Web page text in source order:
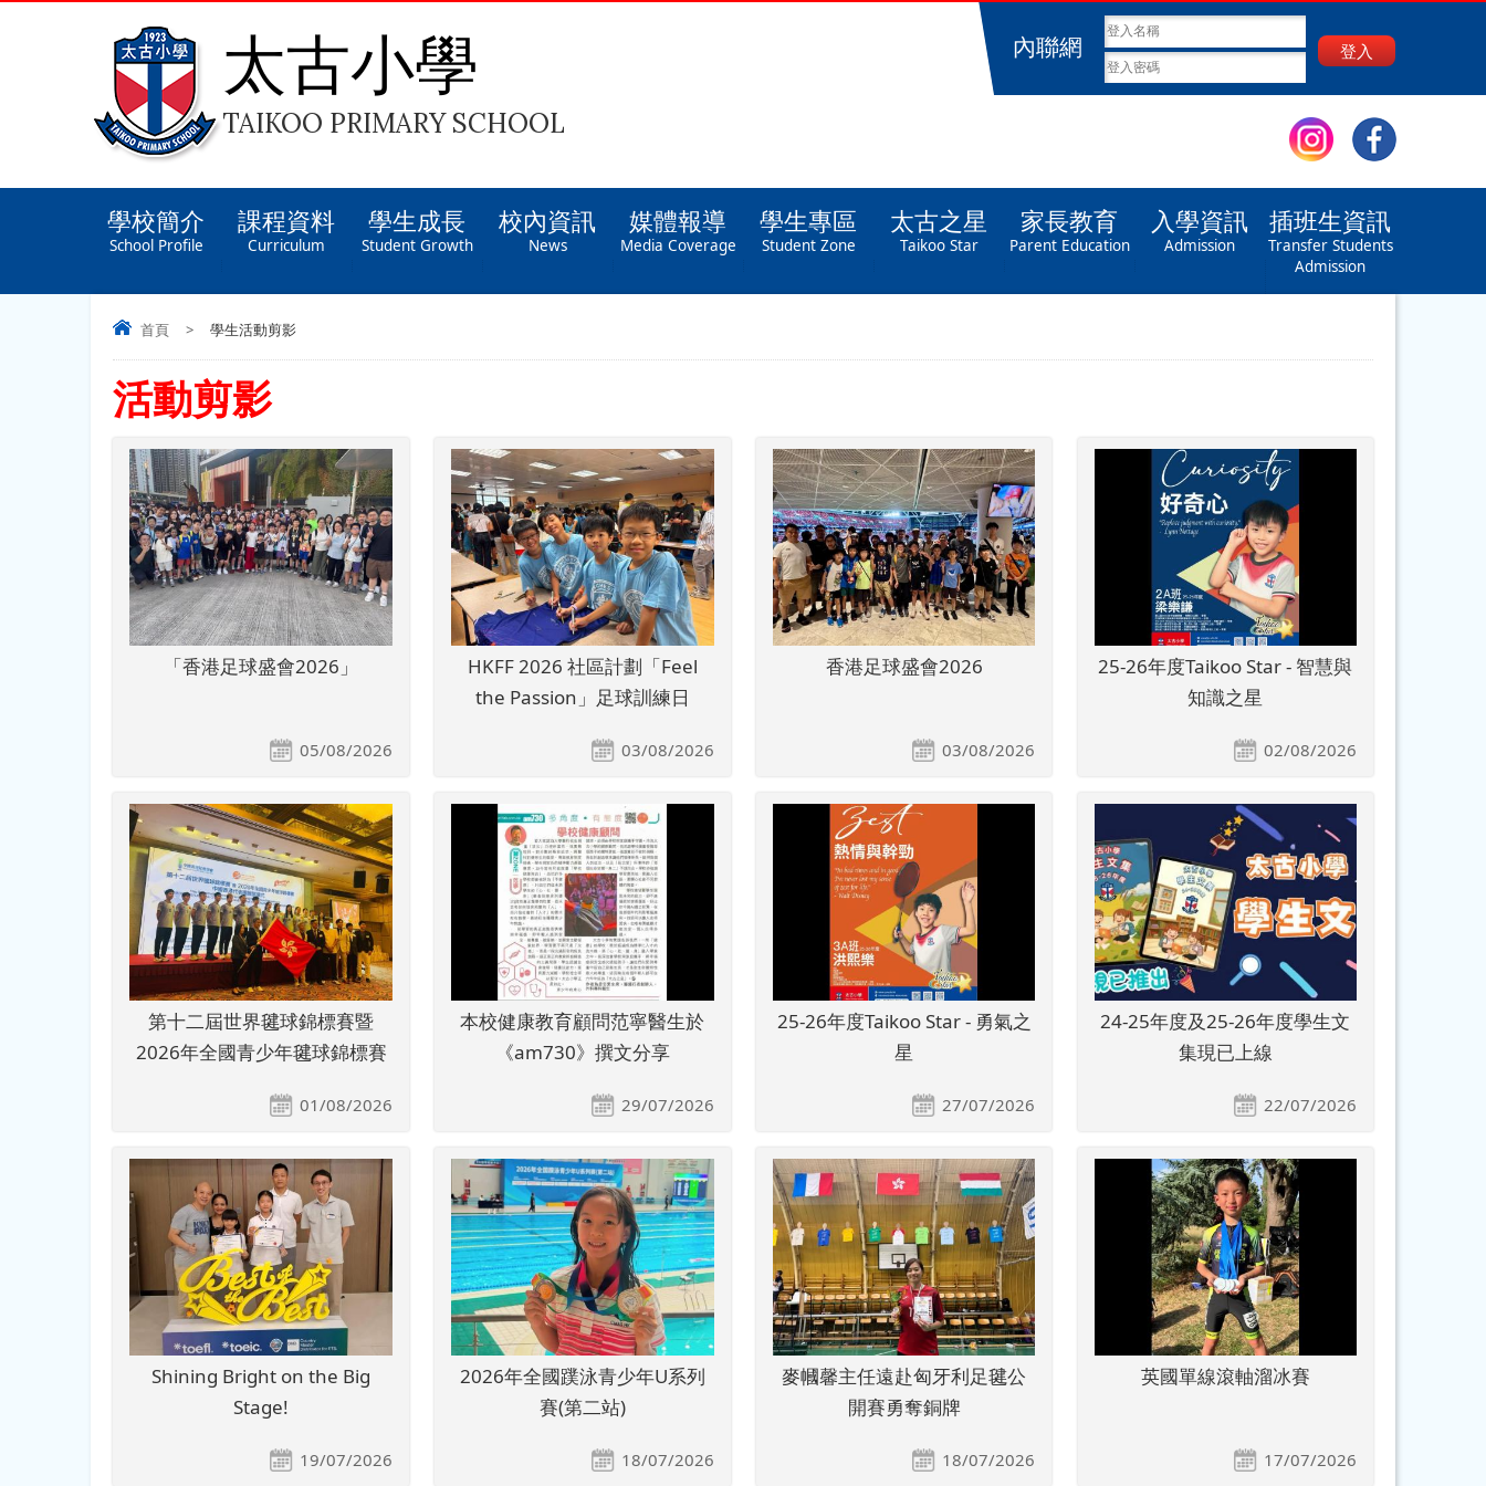
太古小學
TAIKOO PRIMARY SCHOOL
內聯網 登入
學校簡介
School Profile
課程資料
Curriculum
學生成長
Student Growth
校內資訊
News
媒體報導
Media Coverage
學生專區
Student Zone
太古之星
Taikoo Star
家長教育
Parent Education
入學資訊
Admission
插班生資訊
Transfer Students
Admission
首頁 > 學生活動剪影
活動剪影
「香港足球盛會2026」
05/08/2026
HKFF 2026 社區計劃「Feel
the Passion」足球訓練日
03/08/2026
香港足球盛會2026
03/08/2026
25-26年度Taikoo Star - 智慧與
知識之星
02/08/2026
第十二屆世界毽球錦標賽暨
2026年全國青少年毽球錦標賽
01/08/2026
本校健康教育顧問范寧醫生於
《am730》撰文分享
29/07/2026
25-26年度Taikoo Star - 勇氣之
星
27/07/2026
24-25年度及25-26年度學生文
集現已上線
22/07/2026
Shining Bright on the Big
Stage!
19/07/2026
2026年全國蹼泳青少年U系列
賽(第二站)
18/07/2026
麥幗馨主任遠赴匈牙利足毽公
開賽勇奪銅牌
18/07/2026
英國單線滾軸溜冰賽
17/07/2026